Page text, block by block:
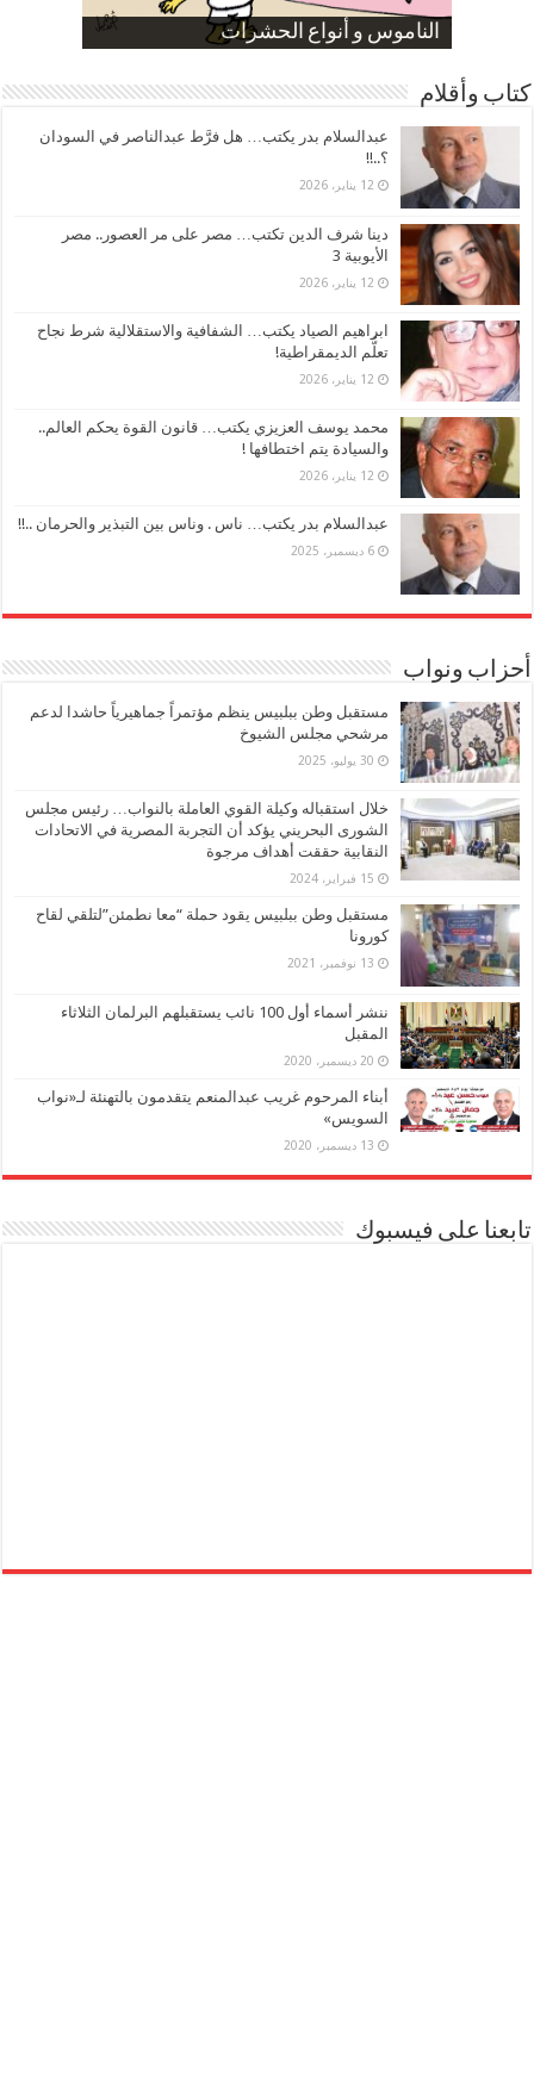
الناموس و أنواع الحشرات
الموظفين بعد ارتفاع الأسعار
ارتفاع نسبة الطلاق في مصر
صورة كاركاتيرية
صورة كاركاتيرية
كتاب وأقلام
عبدالسلام بدر يكتب… هل فرَّط عبدالناصر في السودان
؟..!!
12 يناير، 2026
دينا شرف الدين تكتب… مصر على مر العصور.. مصر
الأيوبية 3
12 يناير، 2026
ابراهيم الصياد يكتب… الشفافية والاستقلالية شرط نجاح
تعلُّم الديمقراطية!
12 يناير، 2026
محمد يوسف العزيزي يكتب… قانون القوة يحكم العالم..
والسيادة يتم اختطافها !
12 يناير، 2026
عبدالسلام بدر يكتب… ناس . وناس بين التبذير والحرمان ..!!
6 ديسمبر، 2025
أحزاب ونواب
مستقبل وطن ببلبيس ينظم مؤتمراً جماهيرياً حاشدا لدعم
مرشحي مجلس الشيوخ
30 يوليو، 2025
خلال استقباله وكيلة القوي العاملة بالنواب… رئيس مجلس
الشورى البحريني يؤكد أن التجربة المصرية في الاتحادات
النقابية حققت أهداف مرجوة
15 فبراير، 2024
مستقبل وطن ببلبيس يقود حملة “معا نطمئن”لتلقي لقاح
كورونا
13 نوفمبر، 2021
ننشر أسماء أول 100 نائب يستقبلهم البرلمان الثلاثاء
المقبل
20 ديسمبر، 2020
أبناء المرحوم غريب عبدالمنعم يتقدمون بالتهنئة لـ«نواب
السويس»
13 ديسمبر، 2020
تابعنا على فيسبوك